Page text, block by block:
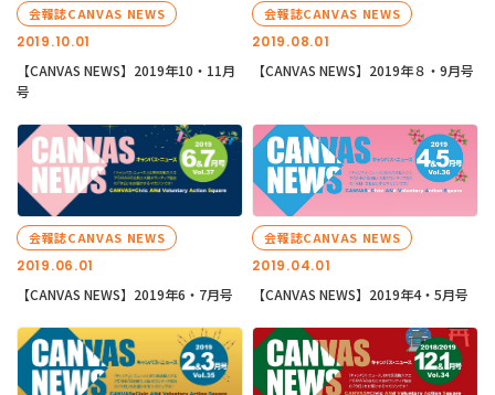
2019.10.01
会報誌CANVAS NEWS
【CANVAS NEWS】2019年10・11月
号
2019.08.01
会報誌CANVAS NEWS
【CANVAS NEWS】2019年８・9月号
2019.06.01
会報誌CANVAS NEWS
【CANVAS NEWS】2019年6・7月号
2019.04.01
会報誌CANVAS NEWS
【CANVAS NEWS】2019年4・5月号